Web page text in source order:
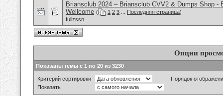
Briansclub 2024 – Briansclub CVV2 & Dumps Shop -
Wellcome ( 1 2 3 Последняя страница)
fullzssn
Опции
Показаны темы с 1 по 20 из 3230
Критерий сортировки
Порядок
Показать